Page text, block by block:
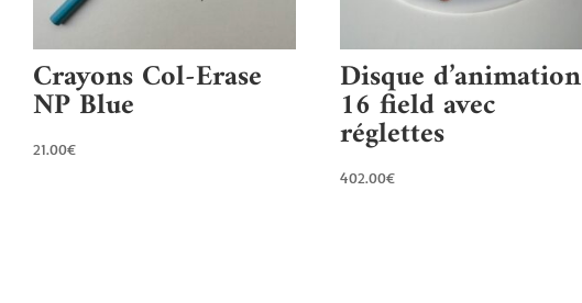
Crayons Col-Erase
NP Blue
21.00€
Disque d’animation
16 field avec
réglettes
402.00€